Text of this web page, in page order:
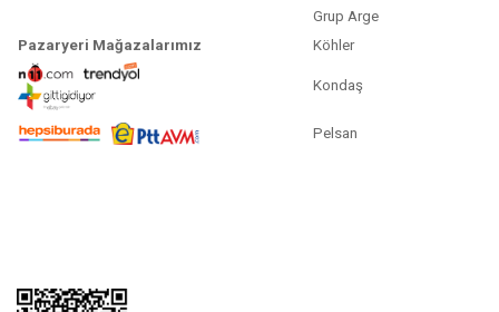
Grup Arge
Pazaryeri Mağazalarımız
Köhler
Kondaş
Pelsan